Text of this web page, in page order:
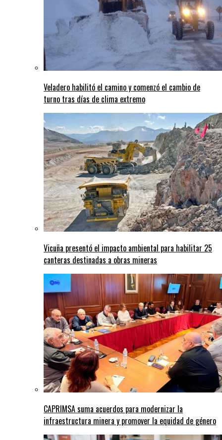
Veladero habilitó el camino y comenzó el cambio de
turno tras días de clima extremo
Vicuña presentó el impacto ambiental para habilitar 25
canteras destinadas a obras mineras
CAPRIMSA suma acuerdos para modernizar la
infraestructura minera y promover la equidad de género